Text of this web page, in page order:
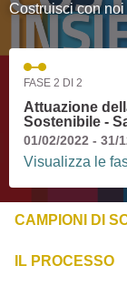
Costruisci con
FASE 2 DI 2
Attuazione
Sostenibile -
01/02/2022 - 31/
Visualizza le
CAMPIONI DI
IL PROCESSO